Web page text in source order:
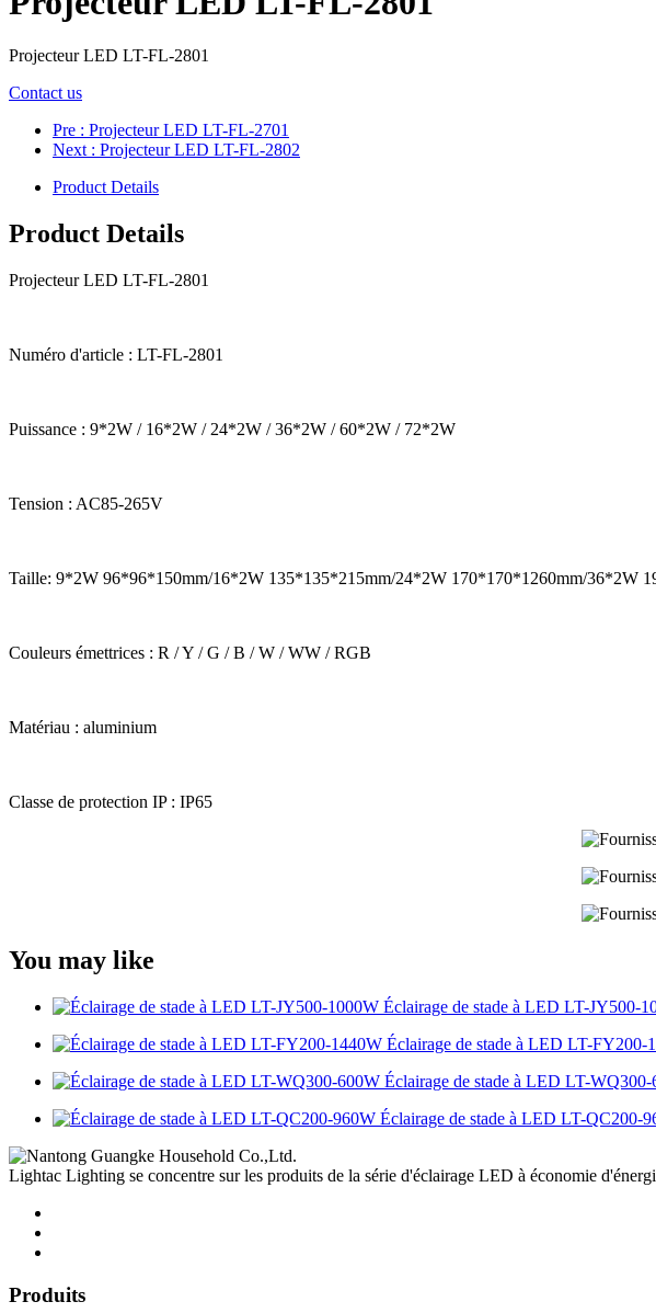
Projecteur LED LT-FL-2801
Contact us
Pre : Projecteur LED LT-FL-2701
Next : Projecteur LED LT-FL-2802
Product Details
Product Details
Projecteur LED LT-FL-2801
Numéro d'article : LT-FL-2801
Puissance : 9*2W / 16*2W / 24*2W / 36*2W / 60*2W / 72*2W
Tension : AC85-265V
Taille: 9*2W 96*96*150mm/16*2W 135*135*215mm/24*2W 170*170*1260mm/36*2W
Couleurs émettrices : R / Y / G / B / W / WW / RGB
Matériau : aluminium
Classe de protection IP : IP65
You may like
Éclairage de stade à LED LT-JY500-
Éclairage de stade à LED LT-FY200-
Éclairage de stade à LED LT-
Éclairage de stade à LED LT-QC200-
Lightac Lighting se concentre sur les produits de la série d'éclairage LED à économie
Produits